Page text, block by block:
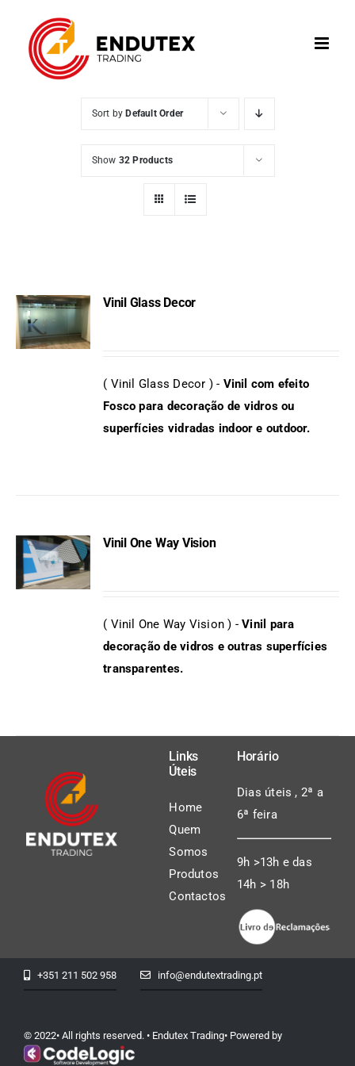
content
Sort by Default Order
Show 32 Products
Vinil Glass Decor
( Vinil Glass Decor ) - Vinil com efeito
Fosco para decoração de vidros ou
superfícies vidradas indoor e outdoor.
Vinil One Way Vision
( Vinil One Way Vision ) -Vinil para
decoração de vidros e outras superfícies
transparentes.
Links
Úteis
Home
Quem
Somos
Produtos
Contactos
Horário
Dias úteis , 2ª a
6ª feira
9h >13h e das
14h > 18h
+351 211 502 958 info@endutextrading.pt
© 2022• All rights reserved. • Endutex Trading• Powered by